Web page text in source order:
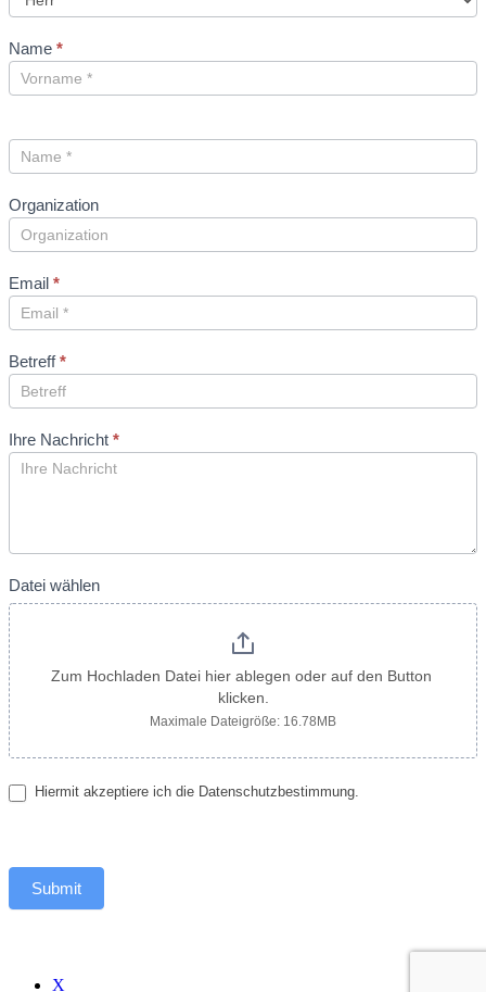
Name *
Organization
Email *
Betreff*
Ihre Nachricht *
Datei wählen
Zum Hochladen Datei hier ablegen oder auf den Button
klicken.
Maximale Dateigröße: 16.78MB
Hiermit akzeptiere ich die Datenschutzbestimmung.
Submit
X